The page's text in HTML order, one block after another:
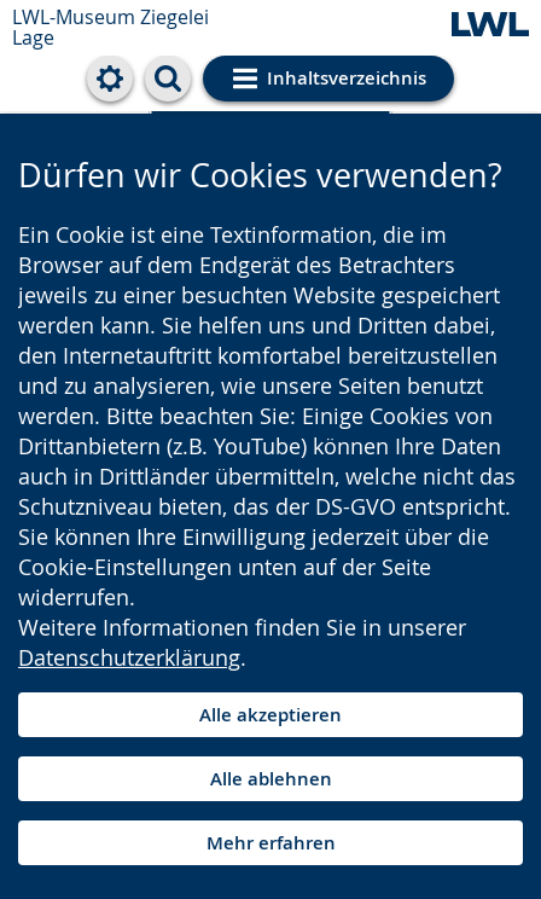
LWL-Museum Ziegelei
Lage
Inhaltsverzeichnis
Cookie-Einstellungen
Dürfen wir Cookies verwenden?
Ein Cookie ist eine Textinformation, die im
Browser auf dem Endgerät des Betrachters
jeweils zu einer besuchten Website gespeichert
werden kann. Sie helfen uns und Dritten dabei,
den Internetauftritt komfortabel bereitzustellen
und zu analysieren, wie unsere Seiten benutzt
werden. Bitte beachten Sie: Einige Cookies von
Drittanbietern (z.B. YouTube) können Ihre Daten
auch in Drittländer übermitteln, welche nicht das
Schutzniveau bieten, das der DS-GVO entspricht.
Sie können Ihre Einwilligung jederzeit über die
Cookie-Einstellungen unten auf der Seite
widerrufen.
Weitere Informationen finden Sie in unserer
Datenschutzerklärung.
Alle akzeptieren
Alle ablehnen
Mehr erfahren